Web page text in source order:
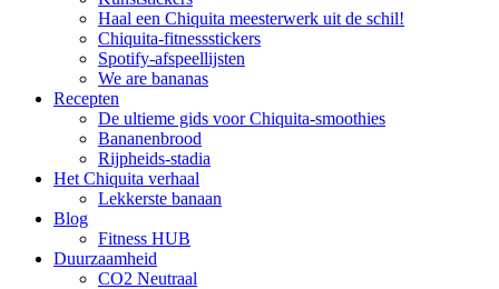
Haal een Chiquita meesterwerk uit de schil!
Chiquita-fitnessstickers
Spotify-afspeellijsten
We are bananas
Recepten
De ultieme gids voor Chiquita-smoothies
Bananenbrood
Rijpheids-stadia
Het Chiquita verhaal
Lekkerste banaan
Blog
Fitness HUB
Duurzaamheid
CO2 Neutraal